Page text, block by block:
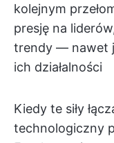
kolejnym
presję na
trendy — nawet
ich działalności
Kiedy te siły
technologiczny